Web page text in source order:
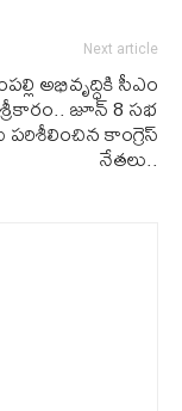
Next article
అభివృద్ధికి సీఎం
జూన్ 8 సభ
పరిశీలించిన కాంగ్రెస్
నేతలు..